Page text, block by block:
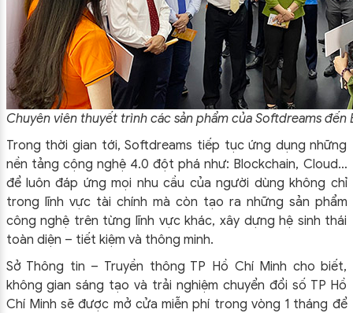
Chuyên viên thuyết trình các sản phẩm của Softdreams đến
Trong thời gian tới, Softdreams tiếp tục ứng dụng những
nền tảng cộng nghệ 4.0 đột phá như: Blockchain, Cloud…
để luôn đáp ứng mọi nhu cầu của người dùng không chỉ
trong lĩnh vực tài chính mà còn tạo ra những sản phẩm
công nghệ trên từng lĩnh vực khác, xây dựng hệ sinh thái
toàn diện – tiết kiệm và thông minh.
Sở Thông tin – Truyền thông TP Hồ Chí Minh cho biết,
không gian sáng tạo và trải nghiệm chuyển đổi số TP Hồ
Chí Minh sẽ được mở cửa miễn phí trong vòng 1 tháng để